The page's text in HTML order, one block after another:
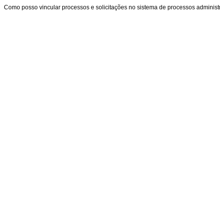
Como posso vincular processos e solicitações no sistema de processos